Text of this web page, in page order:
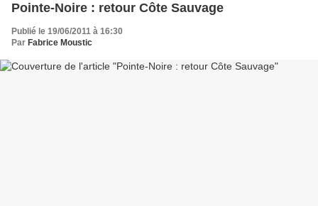
Pointe-Noire : retour Côte Sauvage
Publié le 19/06/2011 à 16:30
Par Fabrice Moustic